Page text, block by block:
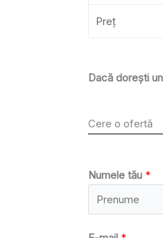
Preț
Dacă dorești
Cere o ofertă
Numele tău *